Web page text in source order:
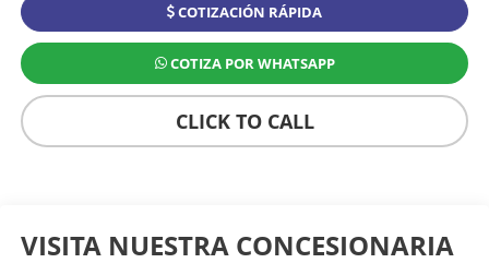
COTIZACIÓN RÁPIDA
COTIZA POR WHATSAPP
CLICK TO CALL
VISITA NUESTRA CONCESIONARIA